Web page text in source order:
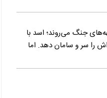
جنگ می‌روند؛ اسد با
را سر و سامان دهد. اما